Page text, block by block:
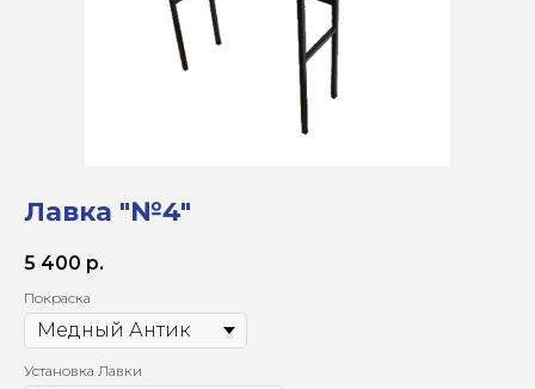
Лавка "№4"
5 400 р.
Покраска
Установка Лавки